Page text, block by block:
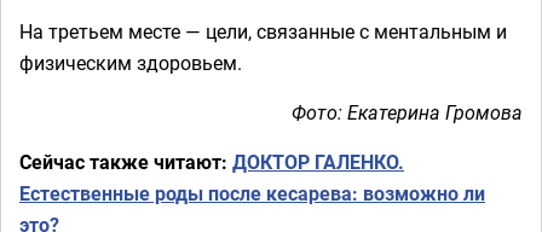
На третьем месте — цели, связанные с ментальным и
физическим здоровьем.
Фото: Екатерина Громова
Сейчас также читают: ДОКТОР ГАЛЕНКО.
Естественные роды после кесарева: возможно ли
это?